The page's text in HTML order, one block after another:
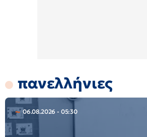
πανελλήνιες
06.08.2026 - 05:30